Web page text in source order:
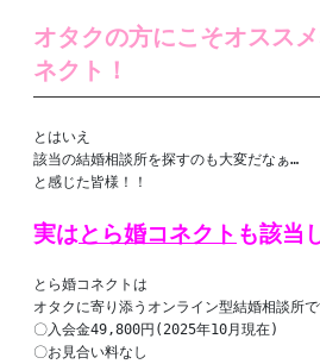
オタクの方にこそオスス
ネクト！
とはいえ
該当の結婚相談所を探すのも大変だなぁ…
と感じた皆様！！
実はとら婚コネクト も該当
とら婚コネクトは
オタクに寄り添うオンライン型結婚相談所
〇入会金49,800円(2025年10月現在)
〇お見合い料なし